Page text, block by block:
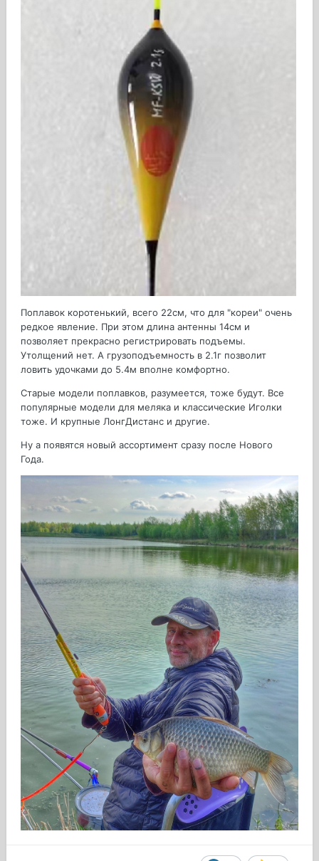
Поплавок коротенький, всего 22см, что для "кореи" очень
редкое явление. При этом длина антенны 14см и
позволяет прекрасно регистрировать подъемы.
Утолщений нет. А грузоподъемность в 2.1г позволит
ловить удочками до 5.4м вполне комфортно.
Старые модели поплавков, разумеется, тоже будут. Все
популярные модели для меляка и классические Иголки
тоже. И крупные ЛонгДистанс и другие.
Ну а появятся новый ассортимент сразу после Нового
Года.